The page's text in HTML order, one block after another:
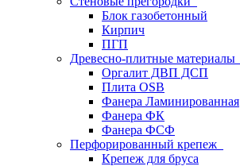
Блок газобетонный
Кирпич
ПГП
Древесно-плитные материалы
Оргалит ДВП ДСП
Плита OSB
Фанера Ламинированная
Фанера ФК
Фанера ФСФ
Перфорированный крепеж
Крепеж для бруса